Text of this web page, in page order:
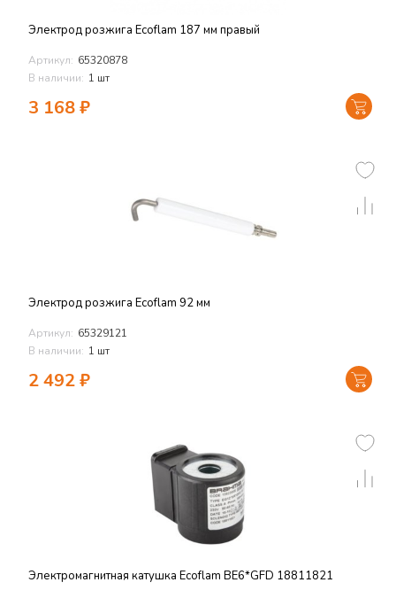
Электрод розжига Ecoflam 187 мм правый
Артикул: 65320878
В наличии: 1 шт
3 168₽
Электрод розжига Ecoflam 92 мм
Артикул: 65329121
В наличии: 1 шт
2 492₽
Электромагнитная катушка Ecoflam BE6*GFD 18811821